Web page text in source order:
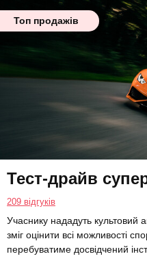
Топ продажів
Тест-драйв
209 відгуків
Учаснику нададуть культовий
зміг оцінити всі можливості
перебуватиме досвідчений